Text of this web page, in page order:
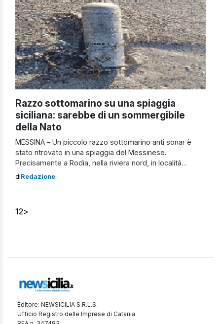
Razzo sottomarino su una spiaggia
siciliana: sarebbe di un sommergibile
della Nato
MESSINA – Un piccolo razzo sottomarino anti sonar è
stato ritrovato in una spiaggia del Messinese.
Precisamente a Rodia, nella riviera nord, in località
Passalacqua. Non si tratta di un ordigno bellico risalente
diRedazione
12>
Editore: NEWSICILIA S.R.L.S.
Ufficio Registro delle Imprese di Catania